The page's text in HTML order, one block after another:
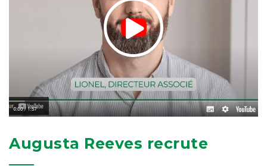
Augusta Reeves recrute